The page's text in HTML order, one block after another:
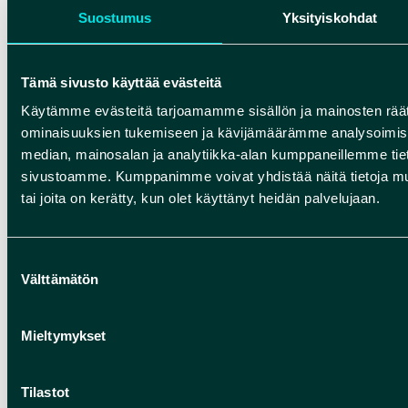
Suostumus Yksityiskohdat
Tämä sivusto käyttää evästeitä
Käytämme evästeitä tarjoamamme sisällön ja mainosten
ominaisuuksien tukemiseen ja kävijämäärämme
median, mainosalan ja analytiikka-alan kumppaneillemme
sivustoamme. Kumppanimme voivat yhdistää näitä tietoja
tai joita on kerätty, kun olet käyttänyt heidän palvelujaan.
valinta
Välttämätön
Mieltymykset
Tilastot
WANDELEN
De wandelroutes van Rokua Geopark
voeren je door een unieke omgeving.
Tijdens je wandeling ervaar je het
korstmosvlaktes en kristalheldere
meren, wandel je door loofbossen in
rotsachtige oevers, en geniet je van